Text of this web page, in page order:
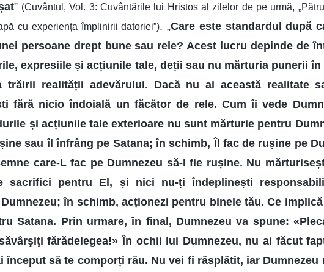
” (Cuvântul, Vol. 3: Cuvântările lui Hristos al zilelor de pe urmă,
cu experiența împlinirii datoriei”). „Care este standardul după
persoane drept bune sau rele? Acest lucru depinde de
expresiile și acțiunile tale, deții sau nu mărturia punerii în
trăirii realității adevărului. Dacă nu ai această realitate
fără nicio îndoială un făcător de rele. Cum îi vede
și acțiunile tale exterioare nu sunt mărturie pentru
sau îl înfrâng pe Satana; în schimb, Îl fac de rușine pe
care-L fac pe Dumnezeu să-I fie rușine. Nu
sacrifici pentru El, și nici nu-ți îndeplinești
în schimb, acționezi pentru binele tău. Ce
Satana. Prin urmare, în final, Dumnezeu va spune:
fărădelegea!» În ochii lui Dumnezeu, nu ai făcut
început să te comporți rău. Nu vei fi răsplătit, iar Dumnezeu